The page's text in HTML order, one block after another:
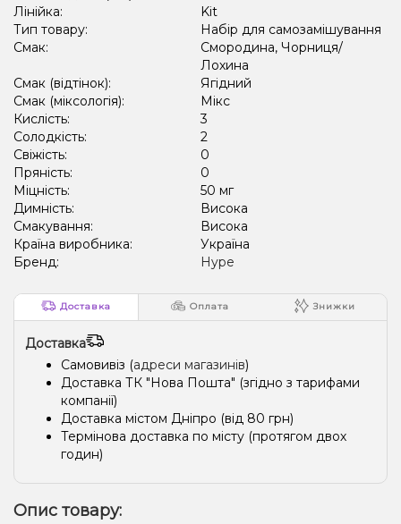
Лінійка:
Kit
Тип товару:
Набір для самозамішування
Смак:
Смородина, Чорниця/
Лохина
Смак (відтінок):
Ягідний
Смак (міксологія):
Мікс
Кислість:
3
Солодкість:
2
Свіжість:
0
Пряність:
0
Міцність:
50 мг
Димність:
Висока
Смакування:
Висока
Країна виробника:
Україна
Бренд:
Hype
Доставка Оплата Знижки
Доставка
Самовивіз (адреси магазинів)
Доставка ТК "Нова Пошта" (згідно з тарифами
компанії)
Доставка містом Дніпро (від 80 грн)
Термінова доставка по місту (протягом двох
годин)
Опис товару: